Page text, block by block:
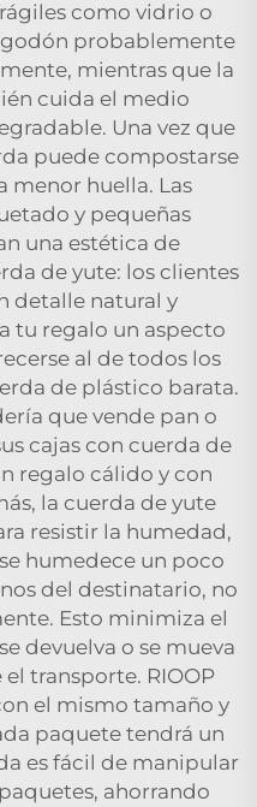
como vidrio o
probablemente
mientras que la
cuida el medio
Una vez que
puede compostarse
menor huella. Las
y pequeñas
una estética de
de yute: los clientes
detalle natural y
tu regalo un aspecto
al de todos los
de plástico barata.
que vende pan o
cajas con cuerda de
regalo cálido y con
la cuerda de yute
resistir la humedad,
humedece un poco
del destinatario, no
Esto minimiza el
devuelva o se mueva
transporte. RIOOP
el mismo tamaño y
paquete tendrá un
es fácil de manipular
ahorrando